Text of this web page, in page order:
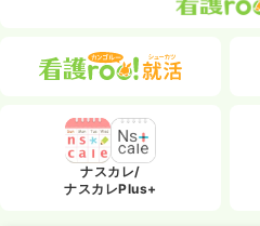
ナスカレ/
ナスカレPlus+